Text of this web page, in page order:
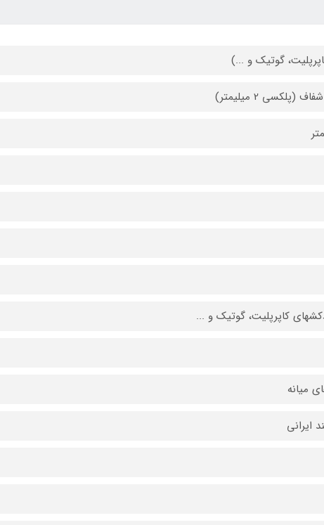
گوتیک و ...)
2 میلیمتر)
کاپرپلیت، گوتیک و ...
میانه
ایرانی